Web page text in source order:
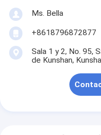
Ms. Bella
+8618796872877
Sala 1 y 2, No. 95,
de Kunshan,